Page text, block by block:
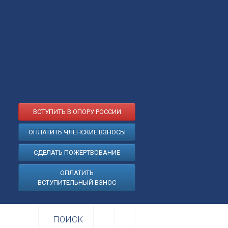
ВСТУПИТЬ В ОПОРУ РОССИИ
ОПЛАТИТЬ ЧЛЕНСКИЕ ВЗНОСЫ
СДЕЛАТЬ ПОЖЕРТВОВАНИЕ
ОПЛАТИТЬ
ВСТУПИТЕЛЬНЫЙ ВЗНОС
ПОИСК